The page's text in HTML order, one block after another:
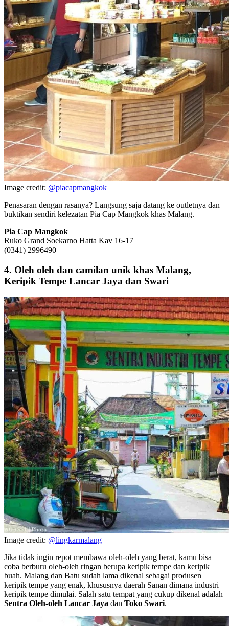
Image credit: @piacapmangkok
Penasaran dengan rasanya? Langsung saja datang ke outletnya dan
buktikan sendiri kelezatan Pia Cap Mangkok khas Malang.
Pia Cap Mangkok
Ruko Grand Soekarno Hatta Kav 16-17
(0341) 2996490
4. Oleh oleh dan camilan unik khas Malang,
Keripik Tempe Lancar Jaya dan Swari
Image credit: @lingkarmalang
Jika tidak ingin repot membawa oleh-oleh yang berat, kamu bisa
coba berburu oleh-oleh ringan berupa keripik tempe dan keripik
buah. Malang dan Batu sudah lama dikenal sebagai produsen
keripik tempe yang enak, khususnya daerah Sanan dimana industri
keripik tempe dimulai. Salah satu tempat yang cukup dikenal adalah
Sentra Oleh-oleh Lancar Jaya dan Toko Swari.